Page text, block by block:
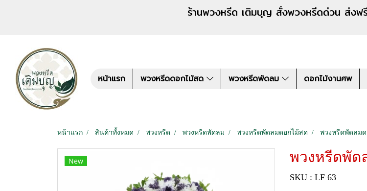
ร้านพวงหรีด เติมบุญ สั่งพวงหรีดด่วน ส่งฟรี
หน้าแรก พวงหรีดดอกไม้สด พวงหรีดพัดลม ดอกไม้งานศพ
หน้าแรก สินค้าทั้งหมด พวงหรีด พวงหรีดพัดลม พวงหรีดพัดลมดอกไม้สด พวงหรีดพัดลมด
New พวงหรีดพัด
SKU : LF 63